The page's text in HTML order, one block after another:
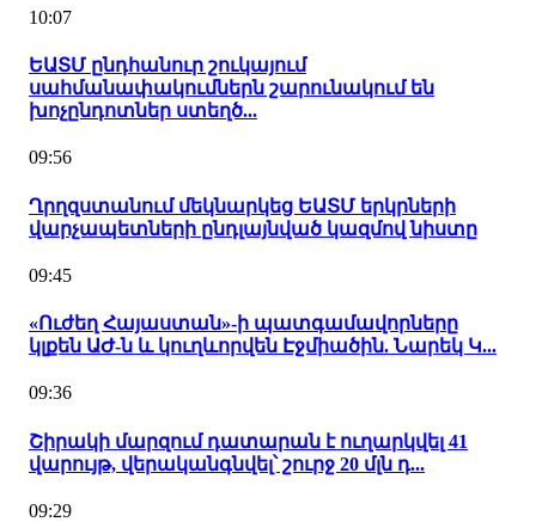
10:07
ԵԱՏՄ ընդհանուր շուկայում
սահմանափակումներն շարունակում են
խոչընդոտներ ստեղծ...
09:56
Ղրղզստանում մեկնարկեց ԵԱՏՄ երկրների
վարչապետների ընդլայնված կազմով նիստը
09:45
«Ուժեղ Հայաստան»-ի պատգամավորները
կլքեն ԱԺ-ն և կուղևորվեն Էջմիածին. Նարեկ Կ...
09:36
Շիրակի մարզում դատարան է ուղարկվել 41
վարույթ, վերականգնվել՝ շուրջ 20 մլն դ...
09:29